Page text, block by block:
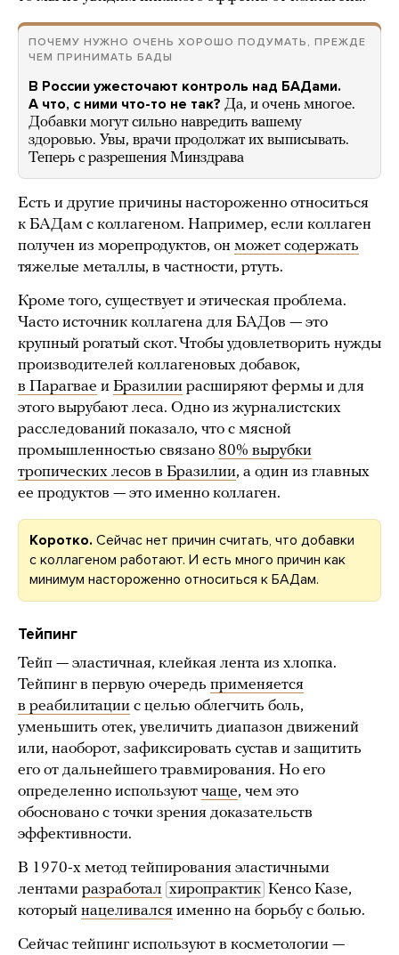
ПОЧЕМУ НУЖНО ОЧЕНЬ ХОРОШО ПОДУМАТЬ, ПРЕЖДЕ
ЧЕМ ПРИНИМАТЬ БАДЫ
В России ужесточают контроль над БАДами.
А что, с ними что-то не так? Да, и очень многое.
Добавки могут сильно навредить вашему
здоровью. Увы, врачи продолжат их выписывать.
Теперь с разрешения Минздрава
Есть и другие причины настороженно относиться
к БАДам с коллагеном. Например, если коллаген
получен из морепродуктов, он может содержать
тяжелые металлы, в частности, ртуть.
Кроме того, существует и этическая проблема.
Часто источник коллагена для БАДов — это
крупный рогатый скот. Чтобы удовлетворить нужды
производителей коллагеновых добавок,
в Парагвае и Бразилии расширяют фермы и для
этого вырубают леса. Одно из журналистских
расследований показало, что с мясной
промышленностью связано 80% вырубки
тропических лесов в Бразилии, а один из главных
ее продуктов — это именно коллаген.
Коротко. Сейчас нет причин считать, что добавки
с коллагеном работают. И есть много причин как
минимум настороженно относиться к БАДам.
Тейпинг
Тейп — эластичная, клейкая лента из хлопка.
Тейпинг в первую очередь применяется
в реабилитации с целью облегчить боль,
уменьшить отек, увеличить диапазон движений
или, наоборот, зафиксировать сустав и защитить
его от дальнейшего травмирования. Но его
определенно используют чаще, чем это
обосновано с точки зрения доказательств
эффективности.
В 1970-х метод тейпирования эластичными
лентами разработал хиропрактик Кенсо Казе,
который нацеливался именно на борьбу с болью.
Сейчас тейпинг используют в косметологии —